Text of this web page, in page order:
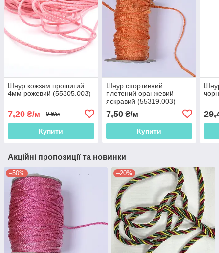
Шнур кожзам прошитий
4мм рожевий (55305.003)
7,20 ₴/м 9 ₴/м
Купити
Шнур спортивний
плетений оранжевий
яскравий (55319.003)
7,50₴/м
Купити
Акційні пропозиції та новинки
–50% –20%